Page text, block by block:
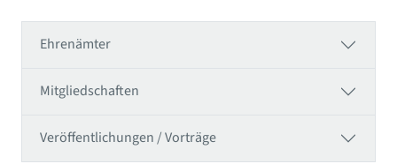
Ehrenämter
Mitgliedschaften
Veröffentlichungen / Vorträge